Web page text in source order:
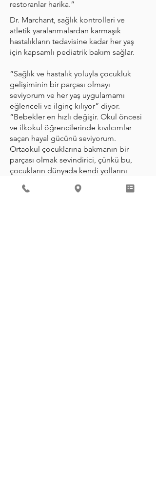
restoranlar harika.”
Dr. Marchant, sağlık kontrolleri ve
atletik yaralanmalardan karmaşık
hastalıkların tedavisine kadar her yaş
için kapsamlı pediatrik bakım sağlar.
“Sağlık ve hastalık yoluyla çocukluk
gelişiminin bir parçası olmayı
seviyorum ve her yaş uygulamamı
eğlenceli ve ilginç kılıyor” diyor.
“Bebekler en hızlı değişir. Okul öncesi
ve ilkokul öğrencilerinde kıvılcımlar
saçan hayal gücünü seviyorum.
Ortaokul çocuklarına bakmanın bir
parçası olmak sevindirici, çünkü bu,
çocukların dünyada kendi yollarını
öğrencilerinin sağlıklı hedefler